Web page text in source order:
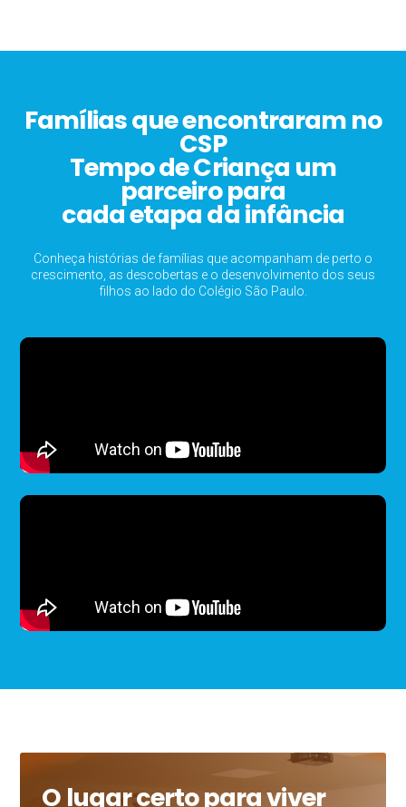
Famílias que encontraram no
CSP
Tempo de Criança um
parceiro para
cada etapa da infância
Conheça histórias de famílias que acompanham de perto o
crescimento, as descobertas e o desenvolvimento dos seus
filhos ao lado do Colégio São Paulo.
O lugar certo para viver